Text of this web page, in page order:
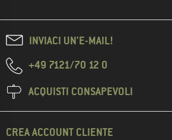
INVIACI UN'E-MAIL!
+49 7121/70 12 0
ACQUISTI CONSAPEVOLI
CREA ACCOUNT CLIENTE